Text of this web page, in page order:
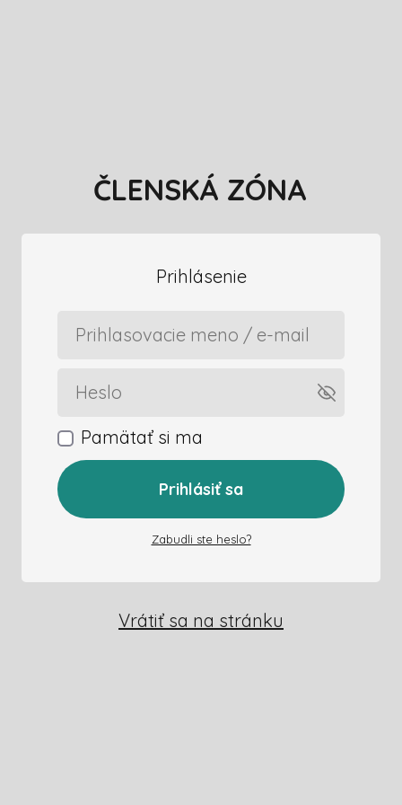
ČLENSKÁ ZÓNA
Prihlásenie
Pamätať si ma
Prihlásiť sa
Zabudli ste heslo?
Vrátiť sa na stránku